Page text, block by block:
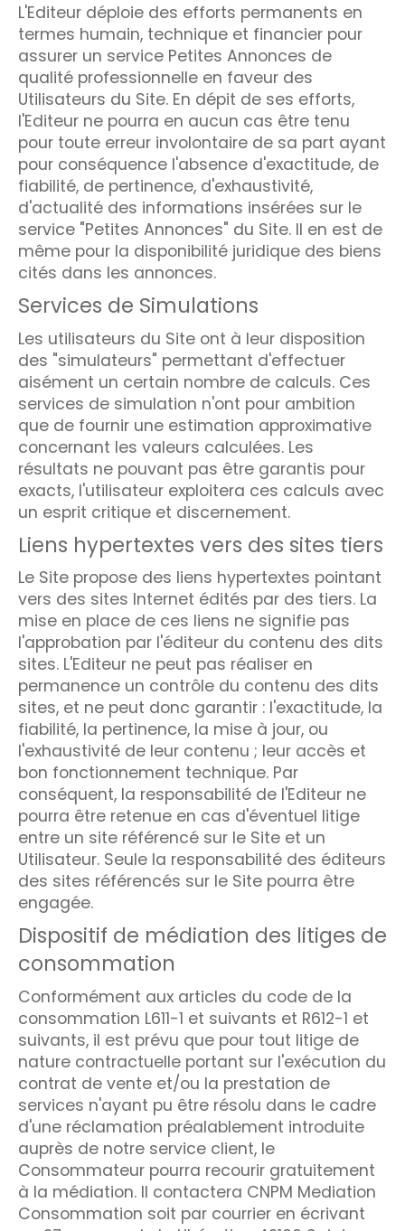
L'Editeur déploie des efforts permanents en
termes humain, technique et financier pour
assurer un service Petites Annonces de
qualité professionnelle en faveur des
Utilisateurs du Site. En dépit de ses efforts,
l'Editeur ne pourra en aucun cas être tenu
pour toute erreur involontaire de sa part ayant
pour conséquence l'absence d'exactitude, de
fiabilité, de pertinence, d'exhaustivité,
d'actualité des informations insérées sur le
service "Petites Annonces" du Site. Il en est de
même pour la disponibilité juridique des biens
cités dans les annonces.
Services de Simulations
Les utilisateurs du Site ont à leur disposition
des "simulateurs" permettant d'effectuer
aisément un certain nombre de calculs. Ces
services de simulation n'ont pour ambition
que de fournir une estimation approximative
concernant les valeurs calculées. Les
résultats ne pouvant pas être garantis pour
exacts, l'utilisateur exploitera ces calculs avec
un esprit critique et discernement.
Liens hypertextes vers des sites tiers
Le Site propose des liens hypertextes pointant
vers des sites Internet édités par des tiers. La
mise en place de ces liens ne signifie pas
l'approbation par l'éditeur du contenu des dits
sites. L'Editeur ne peut pas réaliser en
permanence un contrôle du contenu des dits
sites, et ne peut donc garantir : l'exactitude, la
fiabilité, la pertinence, la mise à jour, ou
l'exhaustivité de leur contenu ; leur accès et
bon fonctionnement technique. Par
conséquent, la responsabilité de l'Editeur ne
pourra être retenue en cas d'éventuel litige
entre un site référencé sur le Site et un
Utilisateur. Seule la responsabilité des éditeurs
des sites référencés sur le Site pourra être
engagée.
Dispositif de médiation des litiges de
consommation
Conformément aux articles du code de la
consommation L611-1 et suivants et R612-1 et
suivants, il est prévu que pour tout litige de
nature contractuelle portant sur l'exécution du
contrat de vente et/ou la prestation de
services n'ayant pu être résolu dans le cadre
d'une réclamation préalablement introduite
auprès de notre service client, le
Consommateur pourra recourir gratuitement
à la médiation. Il contactera CNPM Mediation
Consommation soit par courrier en écrivant